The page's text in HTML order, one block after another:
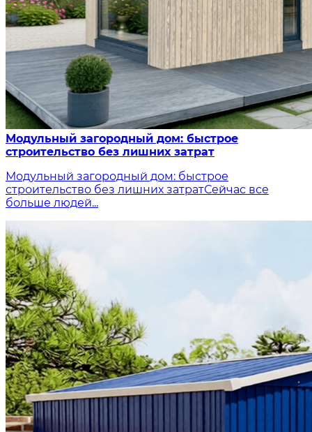
Модульный загородный дом: быстрое
строительство без лишних затрат
Модульный загородный дом: быстрое
строительство без лишних затратСейчас все
больше людей...